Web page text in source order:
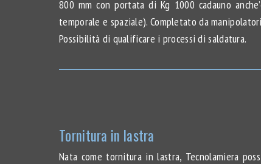
800 mm con portata di Kg 1000 cadauno
temporale e spaziale). Completato da
Possibilità di qualificare i processi di saldatura.
Tornitura in lastra
Nata come tornitura in lastra, Tecnolamiera